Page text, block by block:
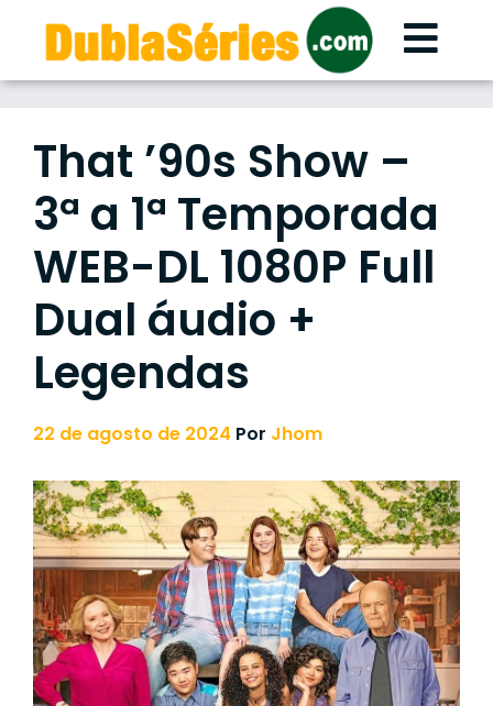
content
That ’90s Show –
3ª a 1ª Temporada
WEB-DL 1080P Full
Dual áudio +
Legendas
22 de agosto de 2024 Por Jhom